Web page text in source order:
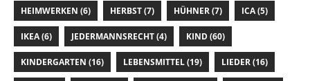
HEIMWERKEN (6) HERBST(7) HÜHNER(7) ICA(5)
IKEA(6) JEDERMANNSRECHT(4) KIND(60)
KINDERGARTEN (16) LEBENSMITTEL(19) LIEDER(16)